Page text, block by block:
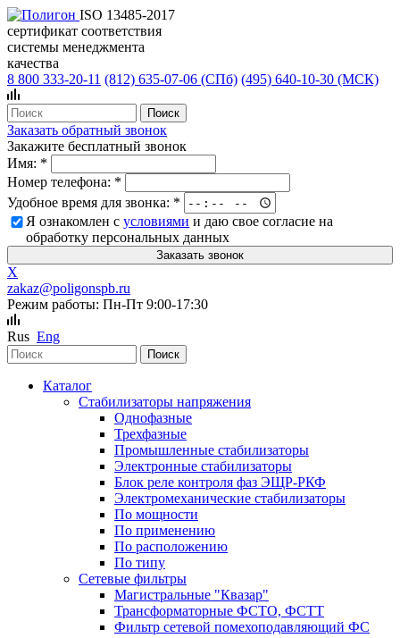
ISO 13485-2017
сертификат соответствия
системы менеджмента
качества
8 800 333-20-11 (812) 635-07-06 (СПб) (495) 640-10-30 (МСК)
Заказать обратный звонок
Закажите бесплатный звонок
Имя: *
Номер телефона: *
Удобное время для звонка: *
Я ознакомлен сусловиями и даю свое согласие на
обработку персональных данных
X
zakaz@poligonspb.ru
Режим работы: Пн-Пт 9:00-17:30
Rus Eng
Каталог
Стабилизаторы напряжения
Однофазные
Трехфазные
Промышленные стабилизаторы
Электронные стабилизаторы
Блок реле контроля фаз ЭЩР-РКФ
Электромеханические стабилизаторы
По мощности
По применению
По расположению
По типу
Сетевые фильтры
Магистральные "Квазар"
Трансформаторные ФСТО, ФСТТ
Фильтр сетевой помехоподавляющий ФС